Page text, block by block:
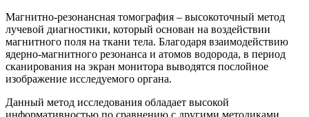
Магнитно-резонансная томография – высокоточный метод
лучевой диагностики, который основан на воздействии
магнитного поля на ткани тела. Благодаря взаимодействию
ядерно-магнитного резонанса и атомов водорода, в период
сканирования на экран монитора выводятся послойное
изображение исследуемого органа.
Данный метод исследования обладает высокой
информативностью по сравнению с другими методиками.